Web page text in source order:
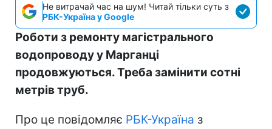
Не витрачай час на шум! Читай тільки суть з
РБК-Україна у Google
Роботи з ремонту магістрального
водопроводу у Марганці
продовжуються. Треба замінити сотні
метрів труб.
Про це повідомляє РБК-Україна з